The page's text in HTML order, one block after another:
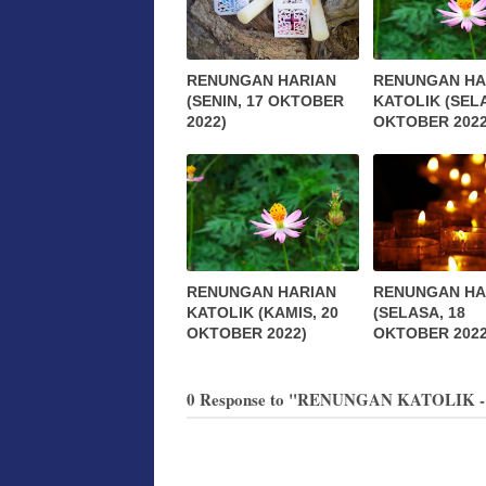
RENUNGAN HARIAN
(SENIN, 17 OKTOBER
2022)
RENUNGAN
KATOLIK
OKTOBER
RENUNGAN HARIAN
KATOLIK (KAMIS, 20
OKTOBER 2022)
RENUNGAN
(SELASA, 18
OKTOBER
0 Response to "RENUNGAN KATOLIK